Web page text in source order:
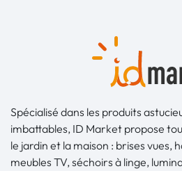
Spécialisé dans les produits
imbattables, ID Market propose
le jardin et la maison : brises vues,
meubles TV, séchoirs à linge,